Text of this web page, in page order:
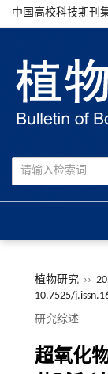
中国高校科技期刊
植物研究 ››
10.7525/
研究综述
超氧化